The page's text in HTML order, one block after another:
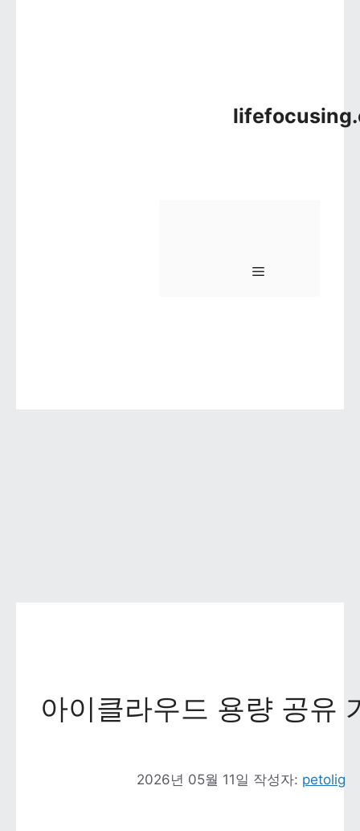
메뉴
아이클라우드 용량 공유
2026년 05월 11일 작성자: petolig